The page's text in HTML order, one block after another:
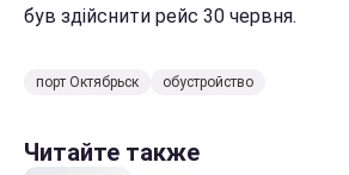
був здійснити рейс 30 червня.
порт Октябрьск обустройство
Читайте также